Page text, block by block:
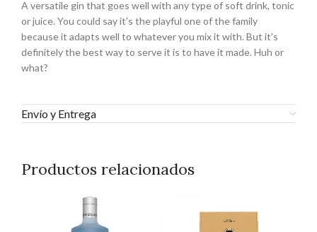
A versatile gin that goes well with any type of soft drink, tonic
or juice. You could say it’s the playful one of the family
because it adapts well to whatever you mix it with. But it’s
definitely the best way to serve it is to have it made. Huh or
what?
Envío y Entrega
Productos relacionados